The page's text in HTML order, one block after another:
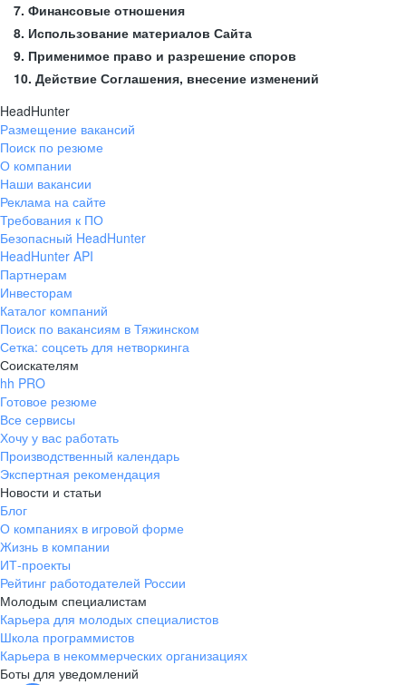
7. Финансовые отношения
8. Использование материалов Сайта
9. Применимое право и разрешение споров
10. Действие Соглашения, внесение изменений
HeadHunter
Размещение вакансий
Поиск по резюме
О компании
Наши вакансии
Реклама на сайте
Требования к ПО
Безопасный HeadHunter
HeadHunter API
Партнерам
Инвесторам
Каталог компаний
Поиск по вакансиям в Тяжинском
Сетка: соцсеть для нетворкинга
Соискателям
hh PRO
Готовое резюме
Все сервисы
Хочу у вас работать
Производственный календарь
Экспертная рекомендация
Новости и статьи
Блог
О компаниях в игровой форме
Жизнь в компании
ИТ-проекты
Рейтинг работодателей России
Молодым специалистам
Карьера для молодых специалистов
Школа программистов
Карьера в некоммерческих организациях
Боты для уведомлений